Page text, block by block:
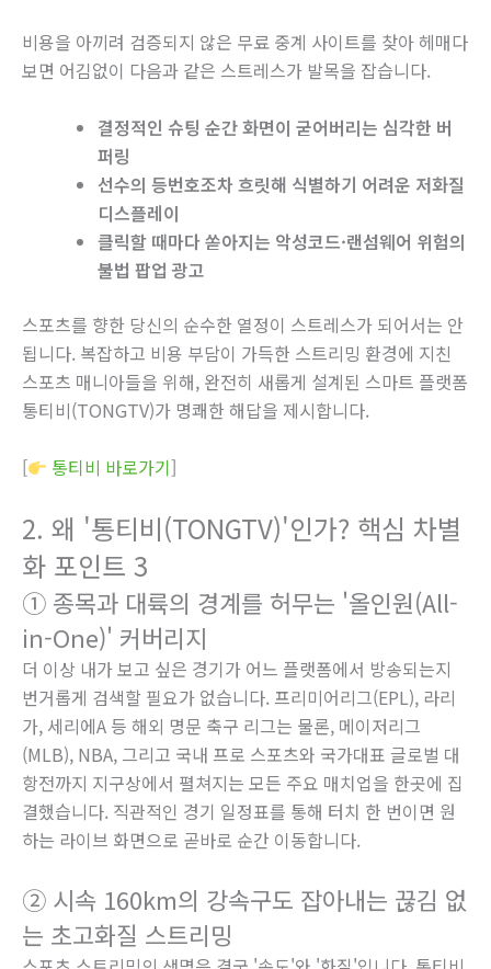
비용을 아끼려 검증되지 않은 무료 중계 사이트를 찾아 헤매다
보면 어김없이 다음과 같은 스트레스가 발목을 잡습니다.
결정적인 슈팅 순간 화면이 굳어버리는 심각한 버
퍼링
선수의 등번호조차 흐릿해 식별하기 어려운 저화질
디스플레이
클릭할 때마다 쏟아지는 악성코드·랜섬웨어 위험의
불법 팝업 광고
스포츠를 향한 당신의 순수한 열정이 스트레스가 되어서는 안
됩니다. 복잡하고 비용 부담이 가득한 스트리밍 환경에 지친
스포츠 매니아들을 위해, 완전히 새롭게 설계된 스마트 플랫폼
통티비(TONGTV)가 명쾌한 해답을 제시합니다.
[ 통티비 바로가기]
2. 왜 '통티비(TONGTV)'인가? 핵심 차별
화 포인트 3
① 종목과 대륙의 경계를 허무는 '올인원(All-
in-One)' 커버리지
더 이상 내가 보고 싶은 경기가 어느 플랫폼에서 방송되는지
번거롭게 검색할 필요가 없습니다. 프리미어리그(EPL), 라리
가, 세리에A 등 해외 명문 축구 리그는 물론, 메이저리그
(MLB), NBA, 그리고 국내 프로 스포츠와 국가대표 글로벌 대
항전까지 지구상에서 펼쳐지는 모든 주요 매치업을 한곳에 집
결했습니다. 직관적인 경기 일정표를 통해 터치 한 번이면 원
하는 라이브 화면으로 곧바로 순간 이동합니다.
② 시속 160km의 강속구도 잡아내는 끊김 없
는 초고화질 스트리밍